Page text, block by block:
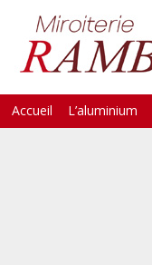
Main Menu
Skip
Accueil L’aluminium